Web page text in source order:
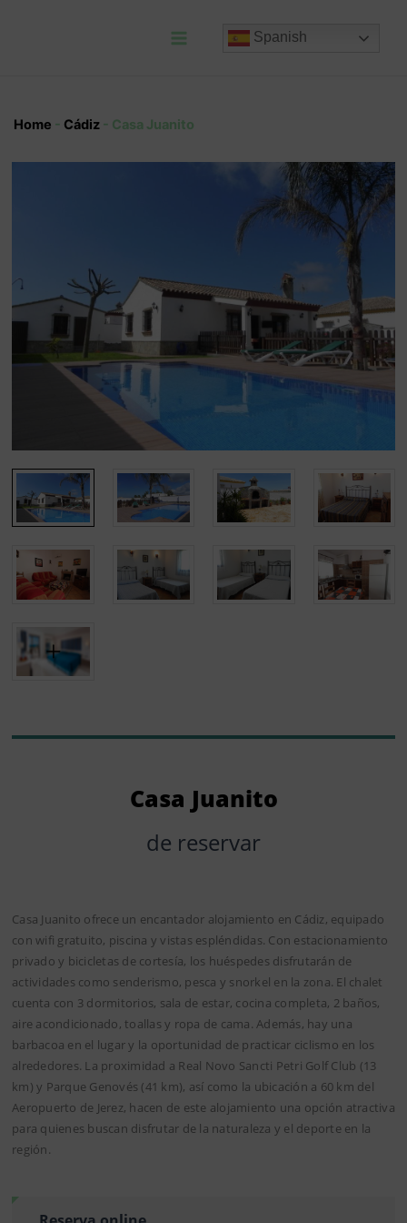
Spanish
Home - Cádiz- Casa Juanito
Casa Juanito
de reservar
Casa Juanito ofrece un encantador alojamiento en Cádiz, equipado
con wifi gratuito, piscina y vistas espléndidas. Con estacionamiento
privado y bicicletas de cortesía, los huéspedes disfrutarán de
actividades como senderismo, pesca y snorkel en la zona. El chalet
cuenta con 3 dormitorios, sala de estar, cocina completa, 2 baños,
aire acondicionado, toallas y ropa de cama. Además, hay una
barbacoa en el lugar y la oportunidad de practicar ciclismo en los
alrededores. La proximidad a Real Novo Sancti Petri Golf Club (13
km) y Parque Genovés (41 km), así como la ubicación a 60 km del
Aeropuerto de Jerez, hacen de este alojamiento una opción atractiva
para quienes buscan disfrutar de la naturaleza y el deporte en la
región.